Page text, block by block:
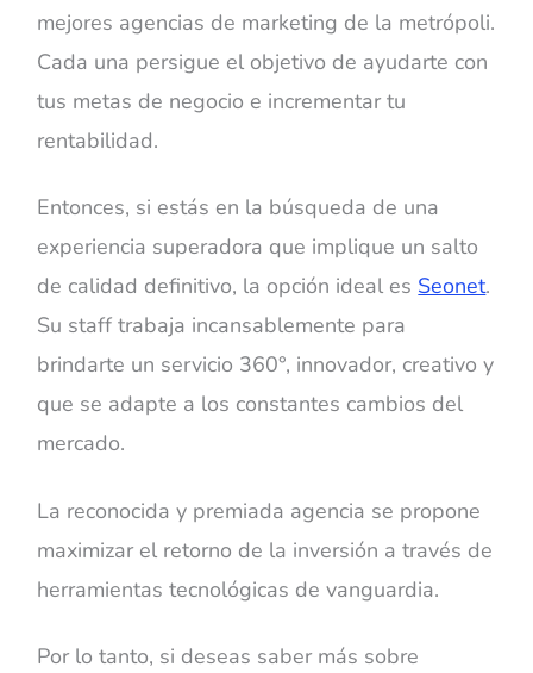
mejores agencias de marketing de la metrópoli.
Cada una persigue el objetivo de ayudarte con
tus metas de negocio e incrementar tu
rentabilidad.
Entonces, si estás en la búsqueda de una
experiencia superadora que implique un salto
de calidad definitivo, la opción ideal es Seonet.
Su staff trabaja incansablemente para
brindarte un servicio 360°, innovador, creativo y
que se adapte a los constantes cambios del
mercado.
La reconocida y premiada agencia se propone
maximizar el retorno de la inversión a través de
herramientas tecnológicas de vanguardia.
Por lo tanto, si deseas saber más sobre